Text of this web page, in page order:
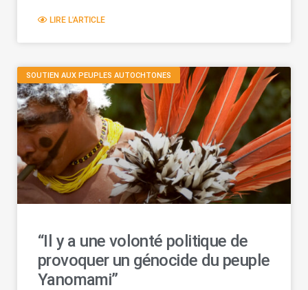
LIRE L'ARTICLE
SOUTIEN AUX PEUPLES AUTOCHTONES
“Il y a une volonté politique de
provoquer un génocide du peuple
Yanomami”